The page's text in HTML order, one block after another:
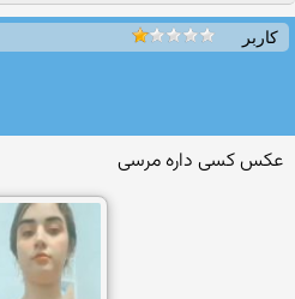
کاربر
عکس کسی داره مرسی